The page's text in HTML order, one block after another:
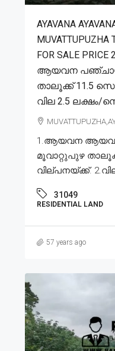
AYAVANA
MUVATTUPUZHA
FOR SALE
ആയവന
താലൂക്ക് 11.5
വില 2.5 ലക്ഷം/
1.ആയവന
മൂവാറ്റുപുഴ
വില്പനയ്ക്ക്.
31049
RESIDENTIAL LAND
57 years ago